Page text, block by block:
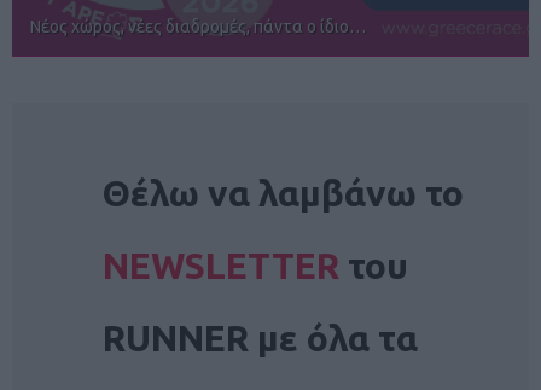
Αγώνες για όλους στην Ρόδο
Θέλω να λαμβάνω το
NEWSLETTER του
RUNNER με όλα τα